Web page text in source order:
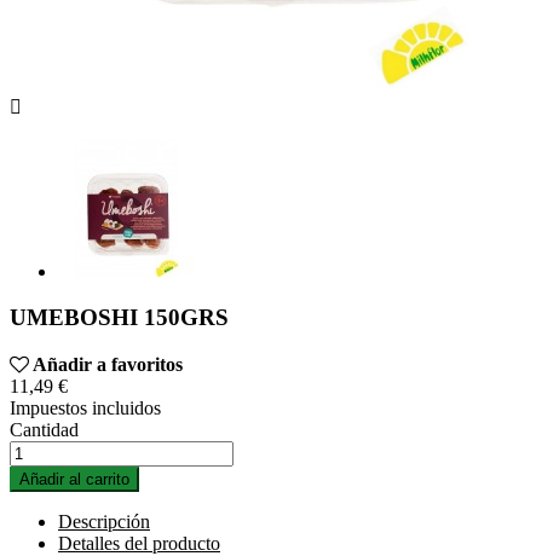

UMEBOSHI 150GRS
Añadir a favoritos
11,49 €
Impuestos incluidos
Cantidad
Añadir al carrito
Descripción
Detalles del producto